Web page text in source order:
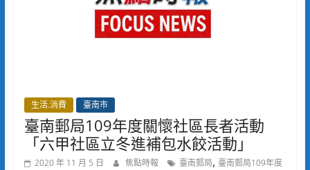
生活.消費 臺南市
臺南郵局109年度關懷社區長者活動
「六甲社區立冬進補包水餃活動」
2020 年 11 月 5 日 焦點時報 臺南郵局, 臺南郵局109年度